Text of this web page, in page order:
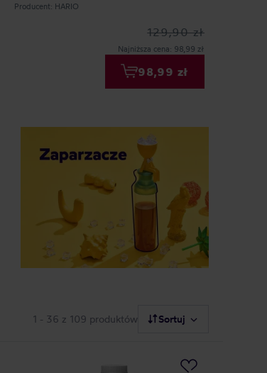
Producent: HARIO
129,90 zł
Najniższa cena: 98,99 zł
98,99 zł
1 - 36 z 109 produktów Sortuj